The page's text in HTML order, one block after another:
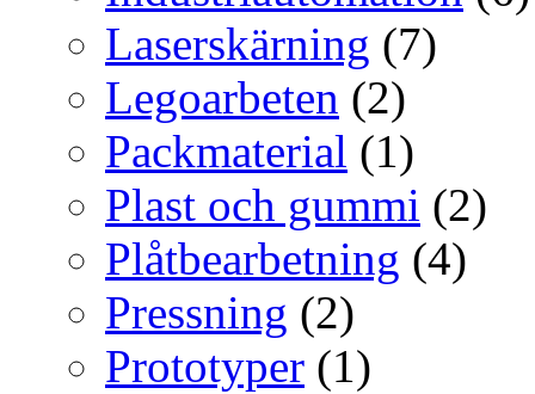
Laserskärning (7)
Legoarbeten (2)
Packmaterial (1)
Plast och gummi (2)
Plåtbearbetning (4)
Pressning (2)
Prototyper (1)